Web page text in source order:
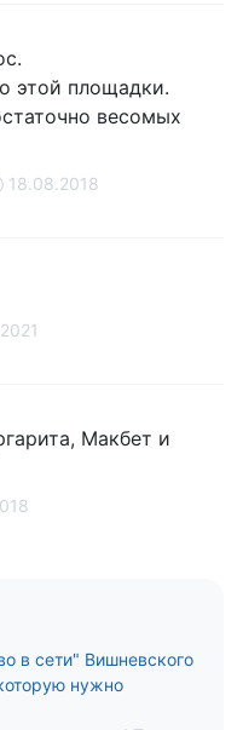
этой площадки.
весомых
18.08.2018
Макбет и
в сети" Вишневского
нужно